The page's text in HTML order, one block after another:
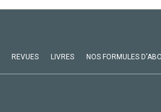
REVUES LIVRES NOS FORMULES